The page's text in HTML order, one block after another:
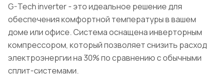
G-Tech inverter - это идеальное решение для
обеспечения комфортной температуры в вашем
доме или офисе. Система оснащена инверторным
компрессором, который позволяет снизить расход
электроэнергии на 30% по сравнению с обычными
сплит-системами.